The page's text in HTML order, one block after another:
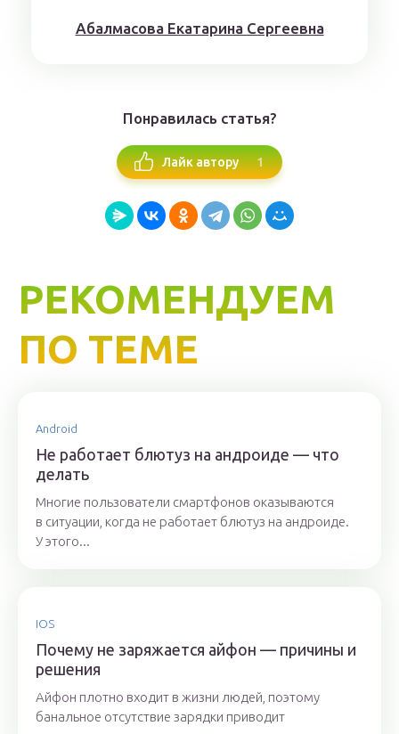
Aбaлмaсoвa Eкaтaринa Ceргeeвнa
Понравилась статья?
Лайк автору 1
РЕКОМЕНДУЕМ
ПО ТЕМЕ
Android
Не работает блютуз на андроиде — что
делать
Многие пользователи смартфонов оказываются
в ситуации, когда не работает блютуз на андроиде.
У этого...
IOS
Почему не заряжается айфон — причины и
решения
Айфон плотно входит в жизни людей, поэтому
банальное отсутствие зарядки приводит